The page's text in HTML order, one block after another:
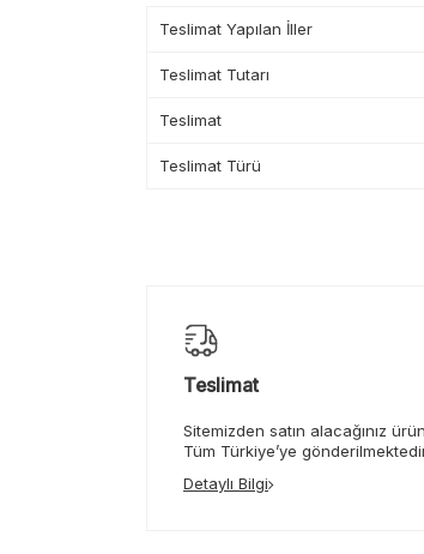
Teslimat Yapılan İller
Teslimat Tutarı
Teslimat
Teslimat Türü
Teslimat
Sitemizden satın alacağınız
Tüm Türkiye’ye
Detaylı Bilgi